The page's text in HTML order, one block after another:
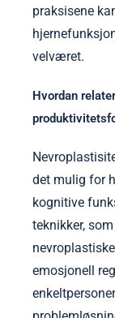
praksisene
velværet.
Hvordan
det mulig for
kognitive
teknikker,
emosjonell